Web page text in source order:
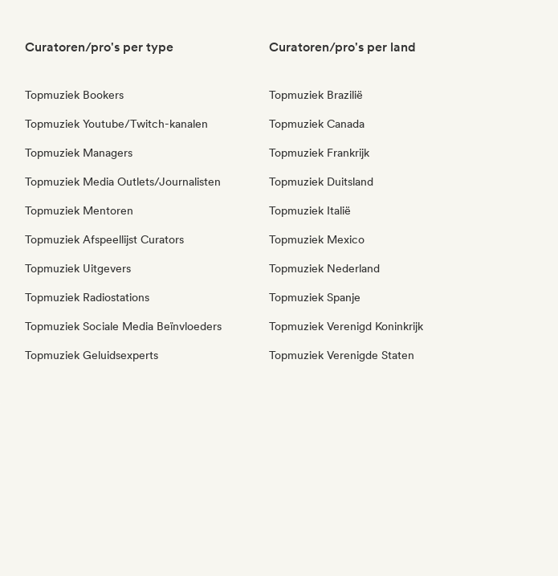
Curatoren/pro's per type
Topmuziek Bookers
Topmuziek Youtube/Twitch-kanalen
Topmuziek Managers
Topmuziek Media Outlets/Journalisten
Topmuziek Mentoren
Topmuziek Afspeellijst Curators
Topmuziek Uitgevers
Topmuziek Radiostations
Topmuziek Sociale Media Beïnvloeders
Topmuziek Geluidsexperts
Curatoren/pro's per land
Topmuziek Brazilië
Topmuziek Canada
Topmuziek Frankrijk
Topmuziek Duitsland
Topmuziek Italië
Topmuziek Mexico
Topmuziek Nederland
Topmuziek Spanje
Topmuziek Verenigd Koninkrijk
Topmuziek Verenigde Staten